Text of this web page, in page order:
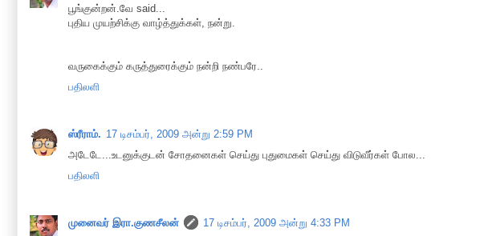
பூங்குன்றன்.வே said...
புதிய முயற்சிக்கு வாழ்த்துக்கள், நன்று.
வருகைக்கும் கருத்துரைக்கும் நன்றி நண்பரே..
பதிலளி
ஸ்ரீராம். 17 டிசம்பர், 2009 அன்று 2:59 PM
அடேடே...உடனுக்குடன் சோதனைகள் செய்து புதுமைகள் செய்து விடுவீர்கள் போல...
பதிலளி
முனைவர் இரா.குணசீலன்
17 டிசம்பர், 2009 அன்று 4:33 PM